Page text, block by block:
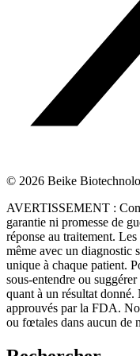
© 2026 Beike
AVERTISSEMENT :
garantie ni promesse de
réponse au traitement.
même avec un diagnostic
unique à chaque patient.
sous-entendre ou
quant à un résultat donné.
approuvés par la FDA.
ou fœtales dans aucun de